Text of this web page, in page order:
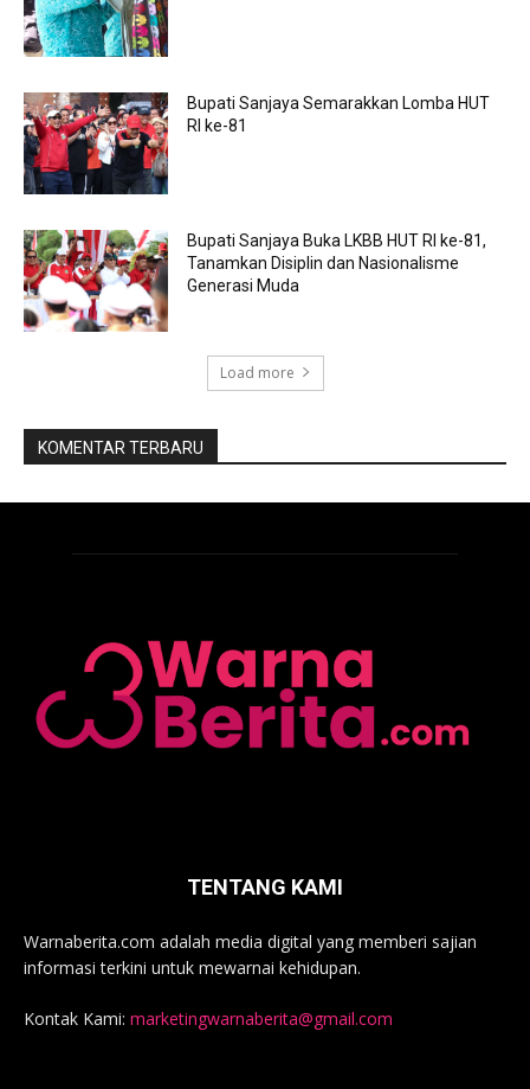
Bupati Sanjaya Semarakkan Lomba HUT
RI ke-81
Bupati Sanjaya Buka LKBB HUT RI ke-81,
Tanamkan Disiplin dan Nasionalisme
Generasi Muda
Load more
KOMENTAR TERBARU
TENTANG KAMI
Warnaberita.com adalah media digital yang memberi sajian
informasi terkini untuk mewarnai kehidupan.
Kontak Kami: marketingwarnaberita@gmail.com